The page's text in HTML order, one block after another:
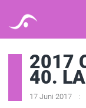
2017
40.
17 Juni 2017